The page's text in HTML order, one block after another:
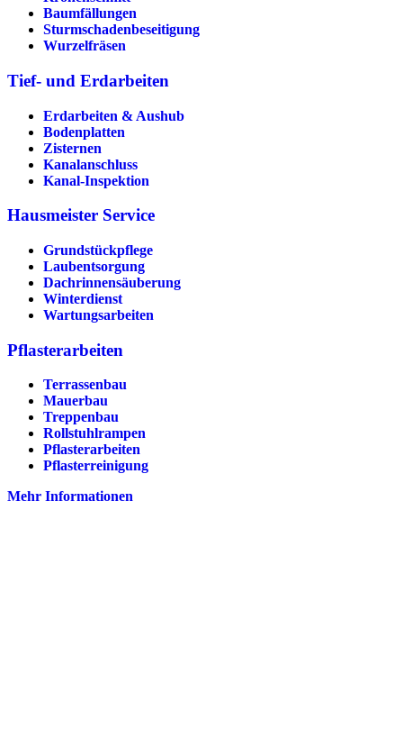
Baumfällungen
Sturmschadenbeseitigung
Wurzelfräsen
Tief- und Erdarbeiten
Erdarbeiten & Aushub
Bodenplatten
Zisternen
Kanalanschluss
Kanal-Inspektion
Hausmeister Service
Grundstückpflege
Laubentsorgung
Dachrinnen­säuberung
Winterdienst
Wartungsarbeiten
Pflasterarbeiten
Terrassenbau
Mauerbau
Treppenbau
Rollstuhlrampen
Pflasterarbeiten
Pflasterreinigung
Mehr Informationen